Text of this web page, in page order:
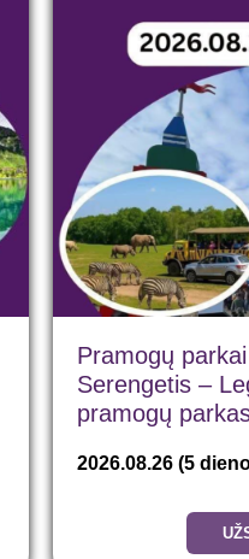
Pramogų
Serengetis –
pramogų
2026.08.26 (5